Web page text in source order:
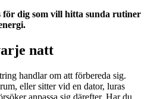
dig som vill hitta sunda rutiner
natt
handlar om att förbereda sig.
eller sitter vid en dator, luras